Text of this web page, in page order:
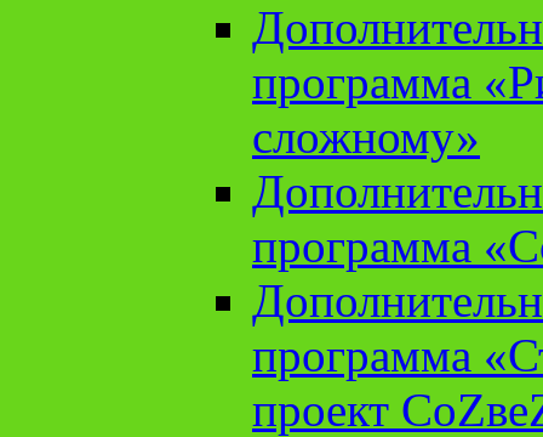
программа
сложному»
программа
программа
проект